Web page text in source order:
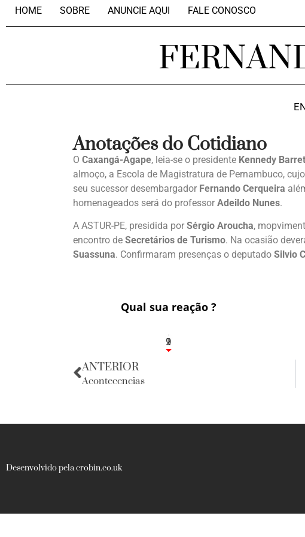
HOME SOBRE ANUNCIE AQUI FALE CONOSCO
Anotações do Cotidiano
O Caxangá-Agape, leia-se o presidente Kennedy
almoço, a Escola de Magistratura de Pernambuco,
seu sucessor desembargador Fernando Cerqueira
homenageados será do professor Adeildo Nunes.
A ASTUR-PE, presidida por Sérgio Aroucha,
encontro de Secretários de Turismo. Na ocasião
Suassuna. Confirmaram presenças o deputado Silvio
Qual sua reação ?
1
2
9
ANTERIOR
Acontecencias
Desenvolvido pela crobin.co.uk